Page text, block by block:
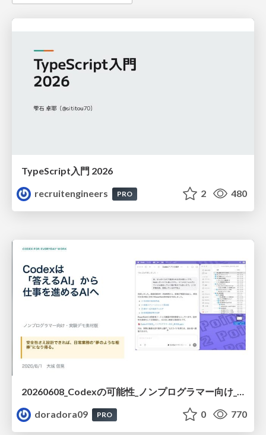
TypeScript入門 2026
recruitengineers
PRO 2 480
20260608_Codexの可能性_ノンプログラマー向け_大城追記
doradora09
PRO 0 770